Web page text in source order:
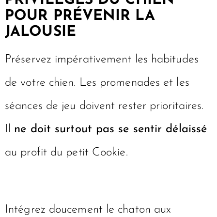
POUR PRÉVENIR LA
JALOUSIE
Préservez impérativement les habitudes
de votre chien. Les promenades et les
séances de jeu doivent rester prioritaires.
Il ne doit surtout pas se sentir délaissé
au profit du petit Cookie.
Intégrez doucement le chaton aux